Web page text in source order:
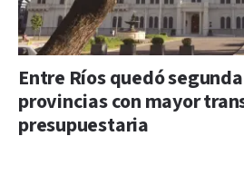
Entre Ríos quedó
provincias con mayor
presupuestaria